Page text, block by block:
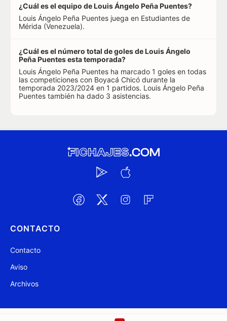
¿Cuál es el equipo de Louis Ángelo Peña Puentes?
Louis Ángelo Peña Puentes juega en Estudiantes de
Mérida (Venezuela).
¿Cuál es el número total de goles de Louis Ángelo
Peña Puentes esta temporada?
Louis Ángelo Peña Puentes ha marcado 1 goles en todas
las competiciones con Boyacá Chicó durante la
temporada 2023/2024 en 1 partidos. Louis Ángelo Peña
Puentes también ha dado 3 asistencias.
CONTACTO
Contacto
Aviso
Archivos